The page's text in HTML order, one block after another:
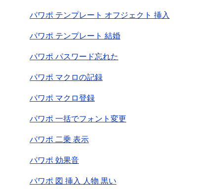
パワポ テンプレート オフジェクト 挿入
パワポ テンプレート 結婚
パワポ パスワード忘れた
パワポ マクロの記録
パワポ マクロ登録
パワポ 一括でフォント変更
パワポ 二乗 表示
パワポ 効果音
パワポ 図 挿入 人物 黒い